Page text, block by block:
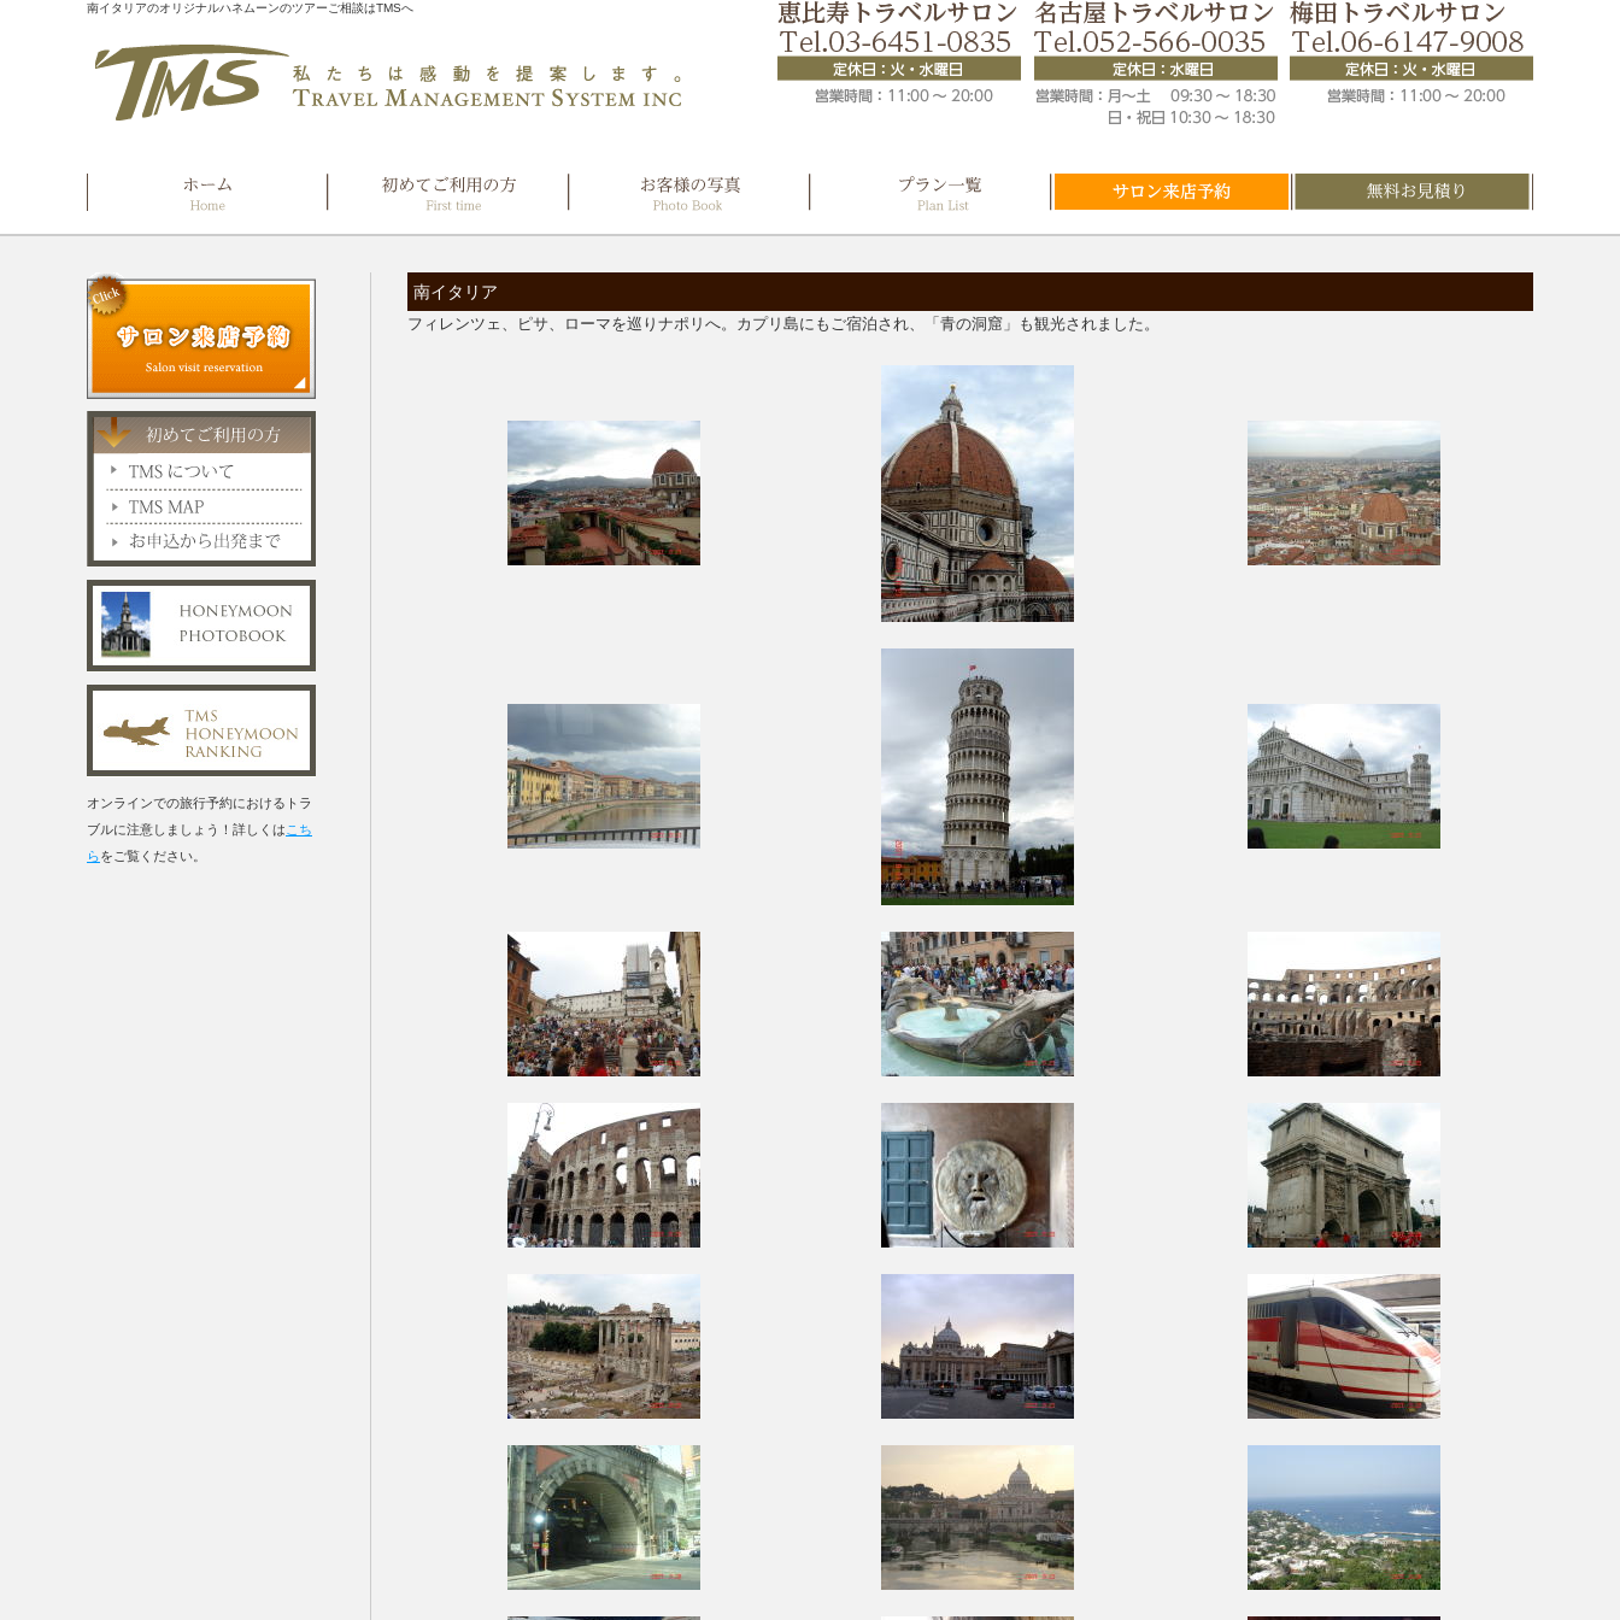
南イタリアのオリジナルハネムーンのツアーご相談はTMSへ
南イタリア
フィレンツェ、ピサ、ローマを巡りナポリへ。カプリ島にもご宿泊され、「青の洞窟」も観光されました。
オンラインでの旅行予約におけるトラ
ブルに注意しましょう！詳しくは こち
らをご覧ください。